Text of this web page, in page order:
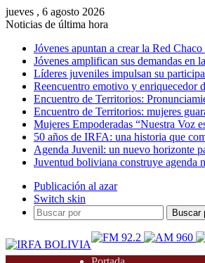
jueves , 6 agosto 2026
Noticias de última hora
Jóvenes apuntan a crear la Red
Jóvenes amplifican sus demandas en
Líderes juveniles impulsan su
Reencuentro emotivo y enriquecedor
Encuentro de Territorios:
Encuentro de Territorios: mujeres
Mujeres Empoderadas “Nuestra Voz
50 años de IRFA: una historia que
Agenda Juvenil: un nuevo horizonte
Juventud boliviana construye
Publicación al azar
Switch skin
Buscar